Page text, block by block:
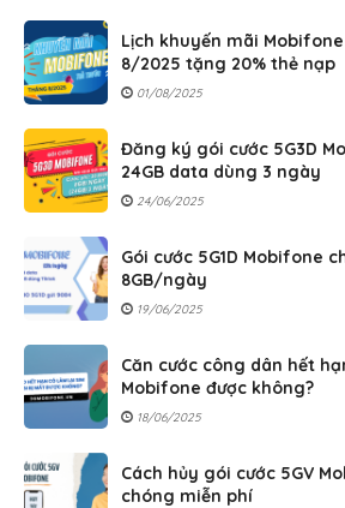
Lịch khuyến mãi
8/2025 tặng 20% thẻ nạp
01/08/2025
Đăng ký gói cước 5G3D
24GB data dùng 3 ngày
24/06/2025
Gói cước 5G1D Mobifone
8GB/ngày
19/06/2025
Căn cước công dân hết
Mobifone được không?
18/06/2025
Cách hủy gói cước 5GV
chóng miễn phí